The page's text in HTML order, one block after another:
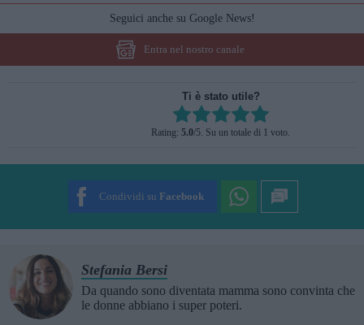
Seguici anche su Google News!
Entra nel nostro canale
Ti è stato utile?
Rate this item:
SUBMIT RATING
Rating: 5.0/5. Su un totale di 1 voto.
Condividi su Facebook
Stefania Bersi
Da quando sono diventata mamma sono convinta che
le donne abbiano i super poteri.